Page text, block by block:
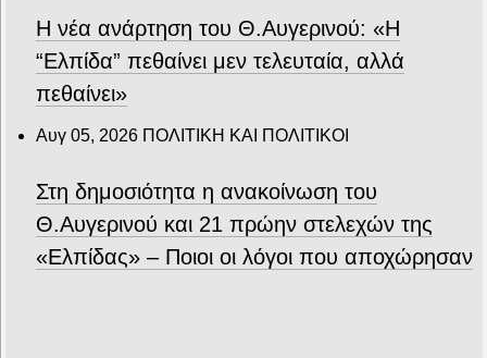
Η νέα ανάρτηση του Θ.Αυγερινού: «Η
“Ελπίδα” πεθαίνει μεν τελευταία, αλλά
πεθαίνει»
Αυγ 05, 2026 ΠΟΛΙΤΙΚΗ ΚΑΙ ΠΟΛΙΤΙΚΟΙ
Στη δημοσιότητα η ανακοίνωση του
Θ.Αυγερινού και 21 πρώην στελεχών της
«Ελπίδας» – Ποιοι οι λόγοι που αποχώρησαν